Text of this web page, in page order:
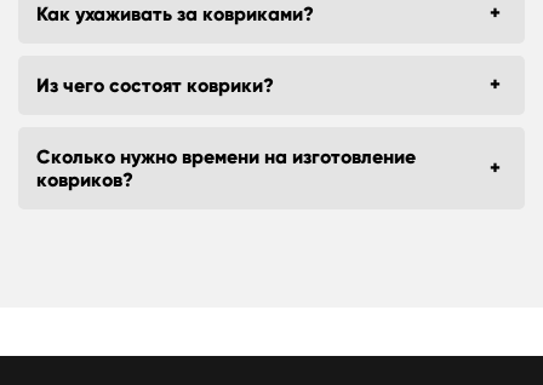
Как ухаживать за ковриками?
Из чего состоят коврики?
Сколько нужно времени на изготовление
ковриков?